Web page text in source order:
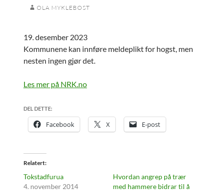
OLA MYKLEBOST
19. desember 2023
Kommunene kan innføre meldeplikt for hogst, men
nesten ingen gjør det.
Les mer på NRK.no
DEL DETTE:
Facebook X E-post
Relatert
Tokstadfurua
4. november 2014
Hvordan angrep på trær
med hammere bidrar til å